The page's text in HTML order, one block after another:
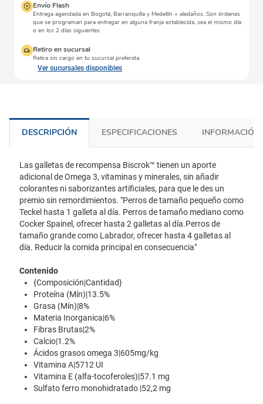
Envío Flash
Entrega agendada en Bogotá, Barranquilla y Medellín + aledaños. Son órdenes
que se programan para entregar en alguna franja establecida, sea el mismo día
o en los 2 días siguientes.
Retiro en sucursal
Retira sin cargo en tu sucursal preferida.
Ver sucursales disponibles
DESCRIPCIÓN ESPECIFICACIONES
Las galletas de recompensa Biscrok™ tienen un aporte
adicional de Omega 3, vitaminas y minerales, sin añadir
colorantes ni saborizantes artificiales, para que le des un
premio sin remordimientos. "Perros de tamaño pequeño como
Teckel hasta 1 galleta al día. Perros de tamaño mediano como
Cocker Spainel, ofrecer hasta 2 galletas al día.Perros de
tamaño grande como Labrador, ofrecer hasta 4 galletas al
día. Reducir la comida principal en consecuencia"
Contenido
{Composición|Cantidad}
Proteína (Mín)|13.5%
Grasa (Mín)|8%
Materia Inorganica|6%
Fibras Brutas|2%
Calcio|1.2%
Ácidos grasos omega 3|605mg/kg
Vitamina A|5712 UI
Vitamina E (alfa-tocoferoles)|57.1 mg
Sulfato ferro monohidratado |52,2 mg